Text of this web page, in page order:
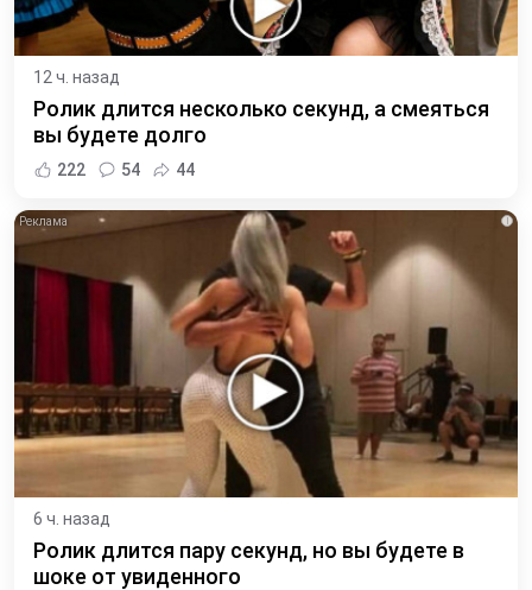
12 ч. назад
Ролик длится несколько секунд, а смеяться
вы будете долго
222 54 44
i
6 ч. назад
Ролик длится пару секунд, но вы будете в
шоке от увиденного